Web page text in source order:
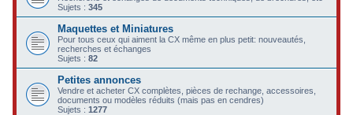
Sujets :345
Maquettes et Miniatures
Pour tous ceux qui aiment la CX même en plus petit: nouveautés,
recherches et échanges
Sujets :82
Petites annonces
Vendre et acheter CX complètes, pièces de rechange, accessoires,
documents ou modèles réduits (mais pas en cendres)
Sujets :1277